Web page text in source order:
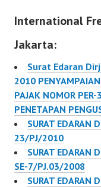
PAJAK, Menimbang :
melaksanakan
Pasal 13 ayat (6)
Undang-Undang
8 Tahun 1983
Pajak Pertambahan
Barang dan Jasa dan
Pajak Penjualan atas
Barang Mewah
sebagaimana telah
beberapa kali…
International
Jakarta:
Surat Edaran
2010 PENYAMPAIAN
PAJAK NOMOR
PENETAPAN
SURAT EDARAN
23/PJ/2010
SURAT EDARAN
SE-7/PJ.03/2008
SURAT EDARAN